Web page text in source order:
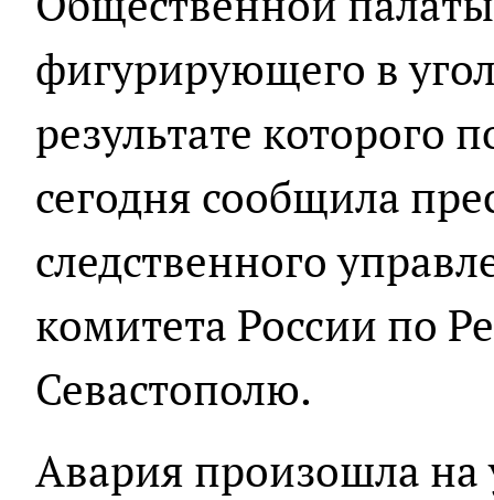
фигурирующего в
результате которого
сегодня сообщила
следственного
комитета России по
Севастополю.
Авария произошла на